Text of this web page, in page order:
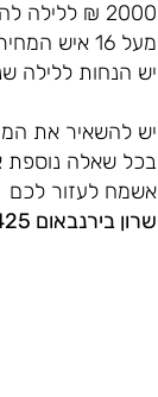
2000 ₪ ללילה להשכרת האורחן
מעל 16 איש המחיר 120 ₪ לאדם.
יש הנחות ללילה
יש להשאיר את
בכל שאלה נוספת
אשמח לעזור לכם
שרון בירנבאום 054-3128425